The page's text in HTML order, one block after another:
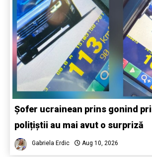
Șofer ucrainean prins gonind
polițiștii au mai avut o surpriză
Gabriela Erdic Aug 10, 2026